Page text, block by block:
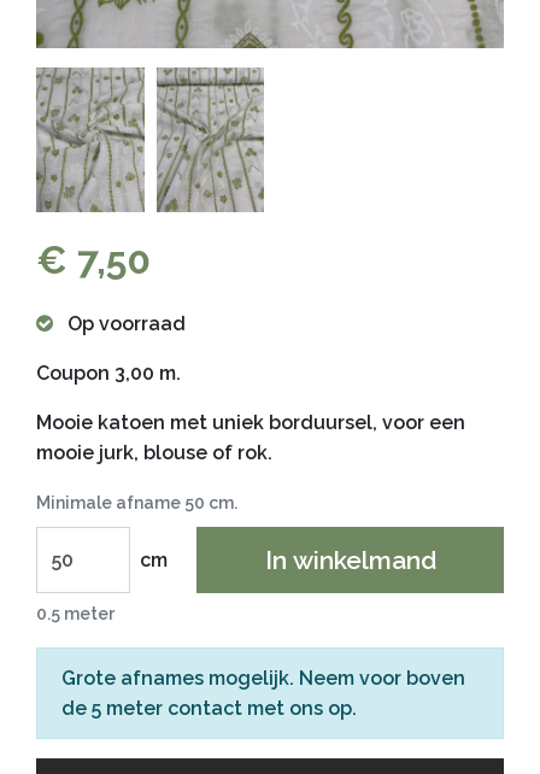
€ 7,50
Op voorraad
Coupon 3,00 m.
Mooie katoen met uniek borduursel, voor een
mooie jurk, blouse of rok.
Minimale afname 50 cm.
cm In winkelmand
0.5 meter
Grote afnames mogelijk. Neem voor boven
de 5 meter contact met ons op.